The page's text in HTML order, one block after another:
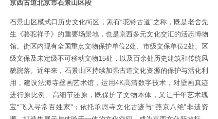
京西古道北京市石景山区段
石景山区模式口历史文化街区，素有“驼铃古道”之称，既是老舍先
生《骆驼祥子》的重要场景地，也是京西多元文化交汇的活态博物
馆。街区内现有全国重点文物保护单位2处、市级文保单位2处、区
级文保及未定级不可移动文物15处，以及百余处历史建筑和传统风
貌院落。近年来，石景山区持续加强古道文化资源的保护与活化利
用，建设法海寺壁画艺术馆，运用4K高清数字技术，对壁画真迹
进行原比例、高细节还原，既保护了文物本体，又让千年艺术瑰
宝“飞入寻常百姓家”；依托承恩寺文化古迹与“燕京八绝”非遗资